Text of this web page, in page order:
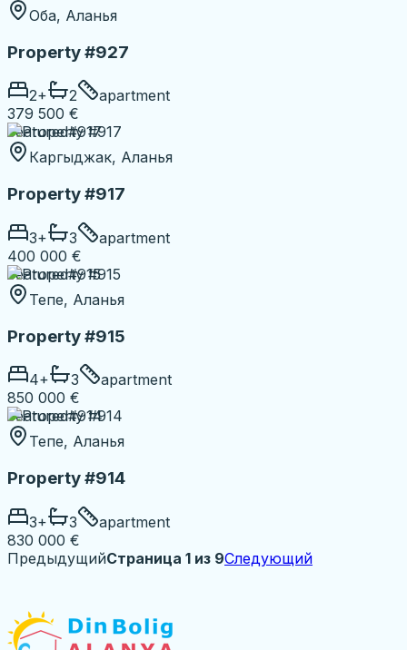
Оба, Аланья
Property #927
2+ 2
apartment
379 500 €
Featured#917
Каргыджак, Аланья
Property #917
3+ 3
apartment
400 000 €
Featured#915
Тепе, Аланья
Property #915
4+ 3
apartment
850 000 €
Featured#914
Тепе, Аланья
Property #914
3+ 3
apartment
830 000 €
ПредыдущийСтраница 1 из 9Следующий